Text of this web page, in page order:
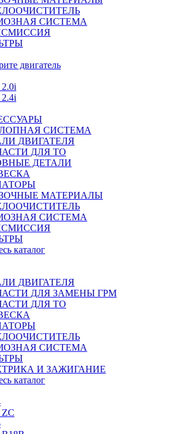
СИСТЕМА
двигатель
2.0i
2.4i
СИСТЕМА
ДВИГАТЕЛЯ
ДЛЯ ТО
ДЕТАЛИ
МАТЕРИАЛЫ
СИСТЕМА
каталог
ДВИГАТЕЛЯ
ДЛЯ ЗАМЕНЫ ГРМ
ДЛЯ ТО
СИСТЕМА
И ЗАЖИГАНИЕ
каталог
ZC